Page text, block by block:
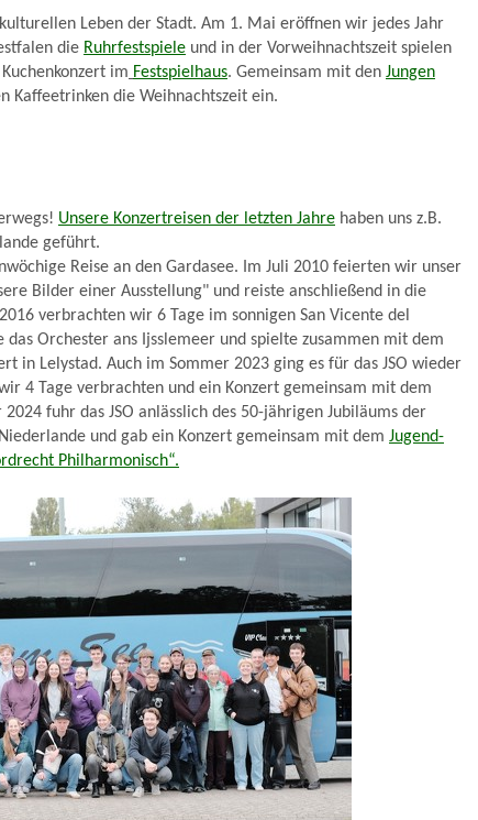
Leben der Stadt. Am 1. Mai eröffnen wir jedes Jahr
die Ruhrfestspiele und in der Vorweihnachtszeit spielen
im Festspielhaus. Gemeinsam mit den Jungen
Kaffeetrinken die Weihnachtszeit ein.
Unsere Konzertreisen der letzten Jahre haben uns z.B.
geführt.
Reise an den Gardasee. Im Juli 2010 feierten wir unser
Bilder einer Ausstellung" und reiste anschließend in die
verbrachten wir 6 Tage im sonnigen San Vicente del
das Orchester ans Ijsslemeer und spielte zusammen mit dem
in Lelystad. Auch im Sommer 2023 ging es für das JSO wieder
4 Tage verbrachten und ein Konzert gemeinsam mit dem
fuhr das JSO anlässlich des 50-jährigen Jubiläums der
und gab ein Konzert gemeinsam mit dem Jugend-
Philharmonisch“.